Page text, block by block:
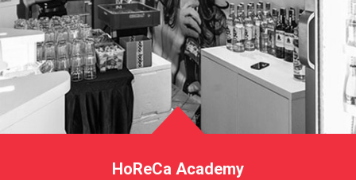
HoReCa Academy